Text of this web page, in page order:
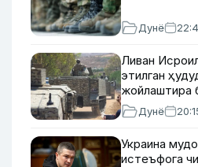
Дунё
Ливан
этилган
жойлаштира
Дунё
Украина
истеъфога